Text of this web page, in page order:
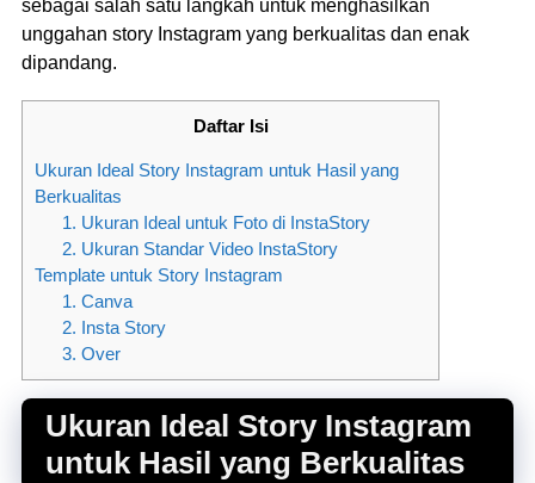
sebagai salah satu langkah untuk menghasilkan
unggahan story Instagram yang berkualitas dan enak
dipandang.
Daftar Isi
Ukuran Ideal Story Instagram untuk Hasil yang
Berkualitas
1. Ukuran Ideal untuk Foto di InstaStory
2. Ukuran Standar Video InstaStory
Template untuk Story Instagram
1. Canva
2. Insta Story
3. Over
Ukuran Ideal Story Instagram
untuk Hasil yang Berkualitas